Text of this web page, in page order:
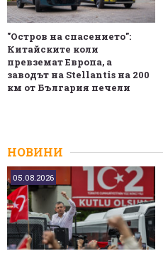
"Остров на спасението":
Китайските коли
превземат Европа, а
заводът на Stellantis на 200
км от България печели
НОВИНИ
05.08.2026